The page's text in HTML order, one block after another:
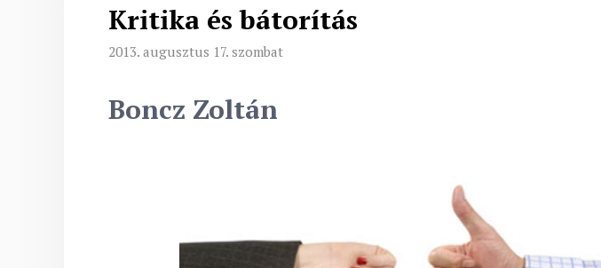
Kritika és bátorítás
2013. augusztus 17. szombat
Boncz Zoltán